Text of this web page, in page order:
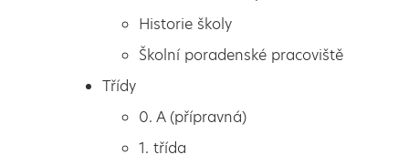
Pro budoucí prvňáčky
Rozvrhy hodin
Školská rada
Historie školy
Školní poradenské pracoviště
Třídy
0. A (přípravná)
1. třída
Haloween